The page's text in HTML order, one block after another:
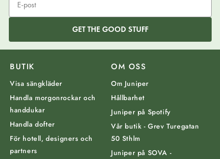
GET THE GOOD STUFF
BUTIK
Visa sängkläder
Handla morgonrockar och
handdukar
Handla dofter
För hotell, designers och
partners
OM OSS
Om Juniper
Hållbarhet
Juniper på Spotify
Vår butik - Grev Turegatan
50 Sthlm
Juniper på SOVA -